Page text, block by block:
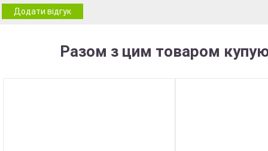
Додати відгук
Разом з цим товаром